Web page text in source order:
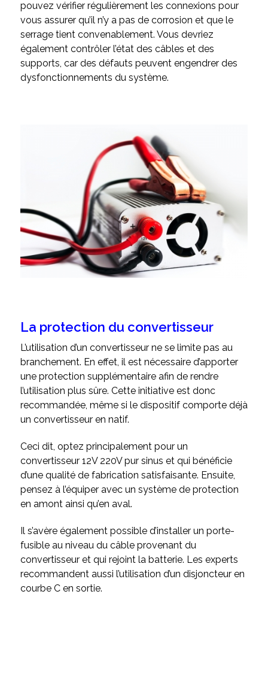
pouvez vérifier régulièrement les connexions pour
vous assurer qu’il n’y a pas de corrosion et que le
serrage tient convenablement. Vous devriez
également contrôler l’état des câbles et des
supports, car des défauts peuvent engendrer des
dysfonctionnements du système.
La protection du convertisseur
L’utilisation d’un convertisseur ne se limite pas au
branchement. En effet, il est nécessaire d’apporter
une protection supplémentaire afin de rendre
l’utilisation plus sûre. Cette initiative est donc
recommandée, même si le dispositif comporte déjà
un convertisseur en natif.
Ceci dit, optez principalement pour un
convertisseur 12V 220V pur sinus et qui bénéficie
d’une qualité de fabrication satisfaisante. Ensuite,
pensez à l’équiper avec un système de protection
en amont ainsi qu’en aval.
Il s’avère également possible d’installer un porte-
fusible au niveau du câble provenant du
convertisseur et qui rejoint la batterie. Les experts
recommandent aussi l’utilisation d’un disjoncteur en
courbe C en sortie.